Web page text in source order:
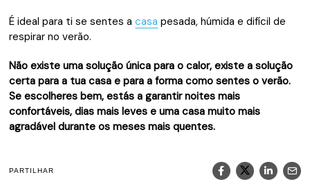
É ideal para ti se sentes acasa pesada, húmida e difícil de
respirar no verão.
Não existe uma solução única para o calor, existe a solução
certa para a tua casa e para a forma como sentes o verão.
Se escolheres bem, estás a garantir noites mais
confortáveis, dias mais leves e uma casa muito mais
agradável durante os meses mais quentes.
PARTILHAR